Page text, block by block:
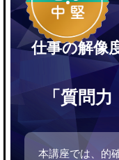
仕事の解像
「質問
本講座では、的